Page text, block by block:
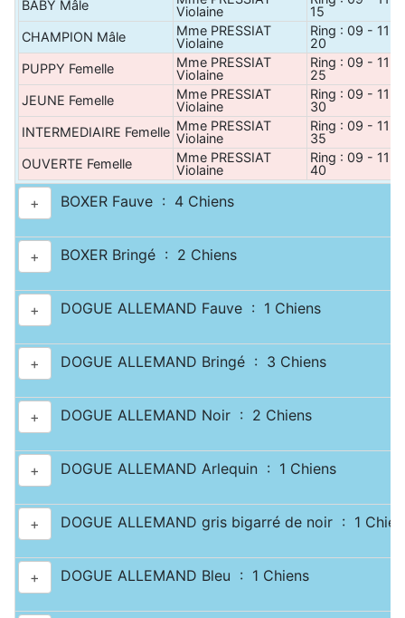
BABY Mâle
Violaine
15
CHAMPION Mâle
Mme PRESSIAT
Violaine
Ring : 09 - 11 h
20
PUPPY Femelle
Mme PRESSIAT
Violaine
Ring : 09 - 11 h
25
JEUNE Femelle
Mme PRESSIAT
Violaine
Ring : 09 - 11 h
30
INTERMEDIAIRE Femelle Mme PRESSIAT
Violaine
Ring : 09 - 11 h
35
OUVERTE Femelle
Mme PRESSIAT
Violaine
Ring : 09 - 11 h
40
+ BOXER Fauve : 4 Chiens
+ BOXER Bringé : 2 Chiens
+ DOGUE ALLEMAND Fauve : 1 Chiens
+ DOGUE ALLEMAND Bringé : 3 Chiens
+ DOGUE ALLEMAND Noir : 2 Chiens
+ DOGUE ALLEMAND Arlequin : 1 Chiens
+ DOGUE ALLEMAND gris bigarré de noir : 1
+ DOGUE ALLEMAND Bleu : 1 Chiens